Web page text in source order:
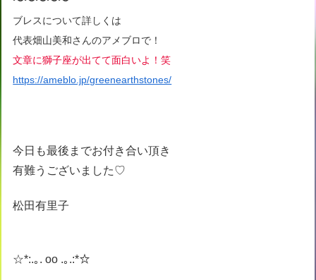
ブレスについて詳しくは
代表畑山美和さんのアメブロで！
文章に獅子座が出てて面白いよ！笑
https://ameblo.jp/greenearthstones/
今日も最後までお付き合い頂き
有難うございました♡
松田有里子
☆*:.｡. oo .｡.:*☆